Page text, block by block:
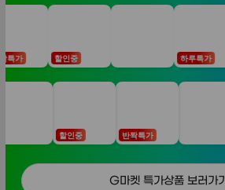
할인중 하루특가
반짝특가
할인중
G마켓 특가상품 보러가기